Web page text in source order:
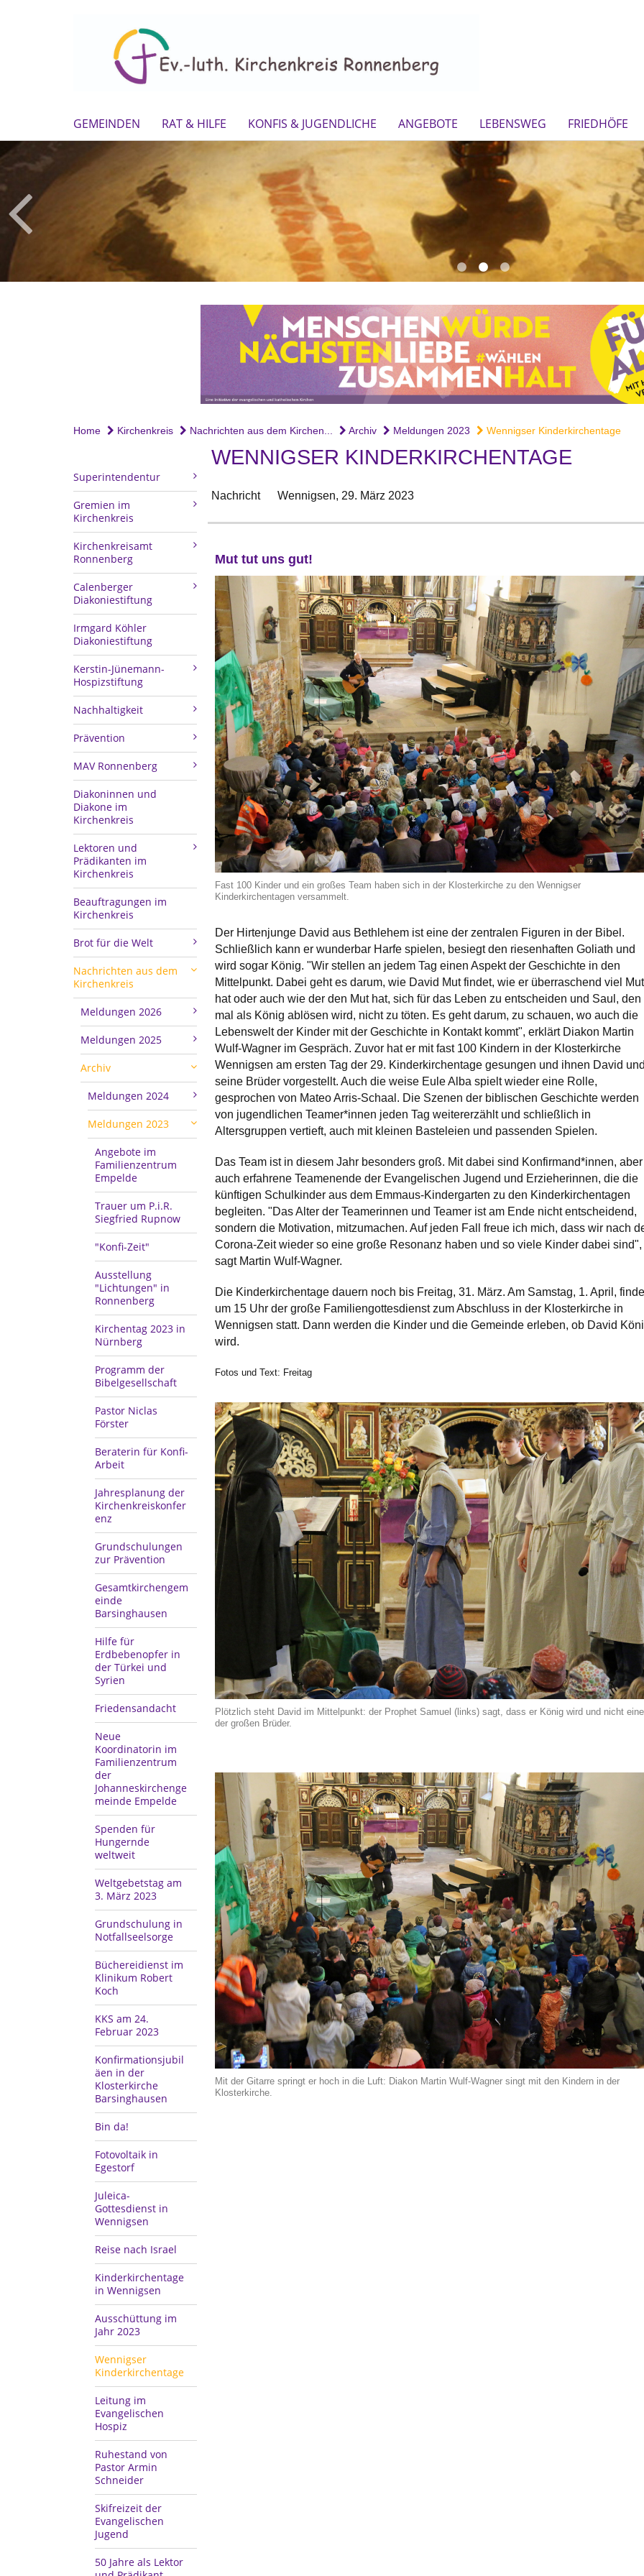
GEMEINDEN RAT & HILFE KONFIS & JUGENDLICHE ANGEBOTE LEBENSWEG FRIEDHÖFE
Home Kirchenkreis Nachrichten aus dem Kirchen... Archiv Meldungen 2023 Wennigser Kinderkirchentage
Superintendentur
Gremien im
Kirchenkreis
Kirchenkreisamt
Ronnenberg
Calenberger
Diakoniestiftung
Irmgard Köhler
Diakoniestiftung
Kerstin-Jünemann-
Hospizstiftung
Nachhaltigkeit
Prävention
MAV Ronnenberg
Diakoninnen und
Diakone im
Kirchenkreis
Lektoren und
Prädikanten im
Kirchenkreis
Beauftragungen im
Kirchenkreis
Brot für die Welt
Nachrichten aus dem
Kirchenkreis
Meldungen 2026
Meldungen 2025
Archiv
Meldungen 2024
Meldungen 2023
Angebote im
Familienzentrum
Empelde
Trauer um P.i.R.
Siegfried Rupnow
"Konfi-Zeit"
Ausstellung
"Lichtungen" in
Ronnenberg
Kirchentag 2023 in
Nürnberg
Programm der
Bibelgesellschaft
Pastor Niclas
Förster
Beraterin für Konfi-
Arbeit
Jahresplanung der
Kirchenkreiskonfer
enz
Grundschulungen
zur Prävention
Gesamtkirchengem
einde
Barsinghausen
Hilfe für
Erdbebenopfer in
der Türkei und
Syrien
Friedensandacht
Neue
Koordinatorin im
Familienzentrum
der
Johanneskirchenge
meinde Empelde
Spenden für
Hungernde
weltweit
Weltgebetstag am
3. März 2023
Grundschulung in
Notfallseelsorge
Büchereidienst im
Klinikum Robert
Koch
KKS am 24.
Februar 2023
Konfirmationsjubil
äen in der
Klosterkirche
Barsinghausen
Bin da!
Fotovoltaik in
Egestorf
Juleica-
Gottesdienst in
Wennigsen
Reise nach Israel
Kinderkirchentage
in Wennigsen
Ausschüttung im
Jahr 2023
Wennigser
Kinderkirchentage
Leitung im
Evangelischen
Hospiz
Ruhestand von
Pastor Armin
Schneider
Skifreizeit der
Evangelischen
Jugend
50 Jahre als Lektor
WENNIGSER KINDERKIRCHENTAGE
Nachricht Wennigsen, 29. März 2023
Mut tut uns gut!
Fast 100 Kinder und ein großes Team haben sich in der Klosterkirche zu den Wennigser
Kinderkirchentagen versammelt.
Der Hirtenjunge David aus Bethlehem ist eine der zentralen Figuren in der Bibel.
Schließlich kann er wunderbar Harfe spielen, besiegt den riesenhaften Goliath und
wird sogar König. "Wir stellen an jedem Tag einen Aspekt der Geschichte in den
Mittelpunkt. Dabei geht es darum, wie David Mut findet, wie er überraschend viel Mut
hat oder auch wie der den Mut hat, sich für das Leben zu entscheiden und Saul, den
mal als König ablösen wird, nicht zu töten. Es geht darum, zu schauen, wo auch die
Lebenswelt der Kinder mit der Geschichte in Kontakt kommt", erklärt Diakon Martin
Wulf-Wagner im Gespräch. Zuvor hat er mit fast 100 Kindern in der Klosterkirche
Wennigsen am ersten Tag der 29. Kinderkirchentage gesungen und ihnen David
seine Brüder vorgestellt. Auch die weise Eule Alba spielt wieder eine Rolle,
gesprochen von Mateo Arris-Schaal. Die Szenen der biblischen Geschichte werden
von jugendlichen Teamer*innen jeden Tag weitererzählt und schließlich in
Altersgruppen vertieft, auch mit kleinen Basteleien und passenden Spielen.
Das Team ist in diesem Jahr besonders groß. Mit dabei sind Konfirmand*innen, aber
auch erfahrene Teamenende der Evangelischen Jugend und Erzieherinnen, die die
künftigen Schulkinder aus dem Emmaus-Kindergarten zu den Kinderkirchentagen
begleiten. "Das Alter der Teamerinnen und Teamer ist am Ende nicht entscheidend,
sondern die Motivation, mitzumachen. Auf jeden Fall freue ich mich, dass wir nach
Corona-Zeit wieder so eine große Resonanz haben und so viele Kinder dabei sind",
sagt Martin Wulf-Wagner.
Die Kinderkirchentage dauern noch bis Freitag, 31. März. Am Samstag, 1. April,
um 15 Uhr der große Familiengottesdienst zum Abschluss in der Klosterkirche in
Wennigsen statt. Dann werden die Kinder und die Gemeinde erleben, ob David
wird.
Fotos und Text: Freitag
Plötzlich steht David im Mittelpunkt: der Prophet Samuel (links) sagt, dass er König wird und nicht
der großen Brüder.
Mit der Gitarre springt er hoch in die Luft: Diakon Martin Wulf-Wagner singt mit den Kindern in der
Klosterkirche.